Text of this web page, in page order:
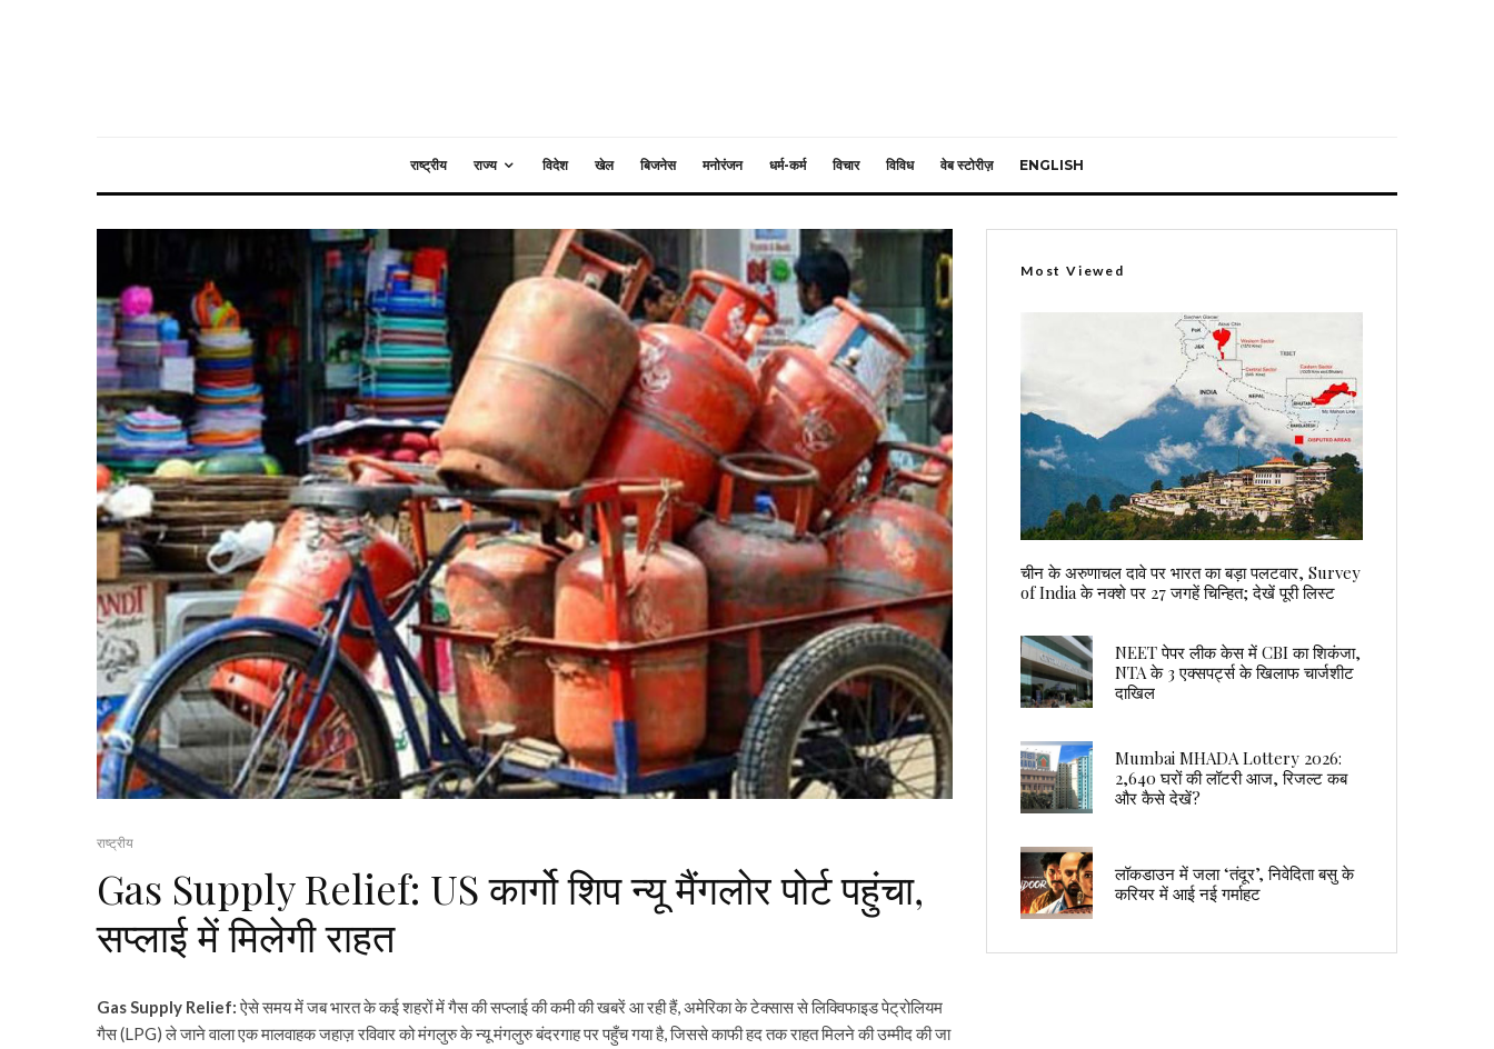
राष्ट्रीय राज्य विदेश खेल बिजनेस मनोरंजन धर्म-कर्म विचार विविध वेब स्टोरीज़ ENGLISH
राष्ट्रीय
Gas Supply Relief: US कार्गो शिप न्यू मैंगलोर पोर्ट पहुंचा,
सप्लाई में मिलेगी राहत
Gas Supply Relief:ऐसे समय में जब भारत के कई शहरों में गैस की सप्लाई की कमी की खबरें आ रही हैं, अमेरिका के टेक्सास से लिक्विफाइड पेट्रोलियम
गैस (LPG) ले जाने वाला एक मालवाहक जहाज़ रविवार को मंगलुरु के न्यू मंगलुरु बंदरगाह पर पहुँच गया है, जिससे काफी हद तक राहत मिलने की उम्मीद की जा
Most Viewed
चीन के अरुणाचल दावे पर भारत का बड़ा पलटवार, Survey
of India के नक्शे पर 27 जगहें चिन्हित; देखें पूरी लिस्ट
NEET पेपर लीक केस में CBI का शिकंजा,
NTA के 3 एक्सपर्ट्स के खिलाफ चार्जशीट
दाखिल
Mumbai MHADA Lottery 2026:
2,640 घरों की लॉटरी आज, रिजल्ट कब
और कैसे देखें?
लॉकडाउन में जला ‘तंदूर’, निवेदिता बसु के
करियर में आई नई गर्माहट